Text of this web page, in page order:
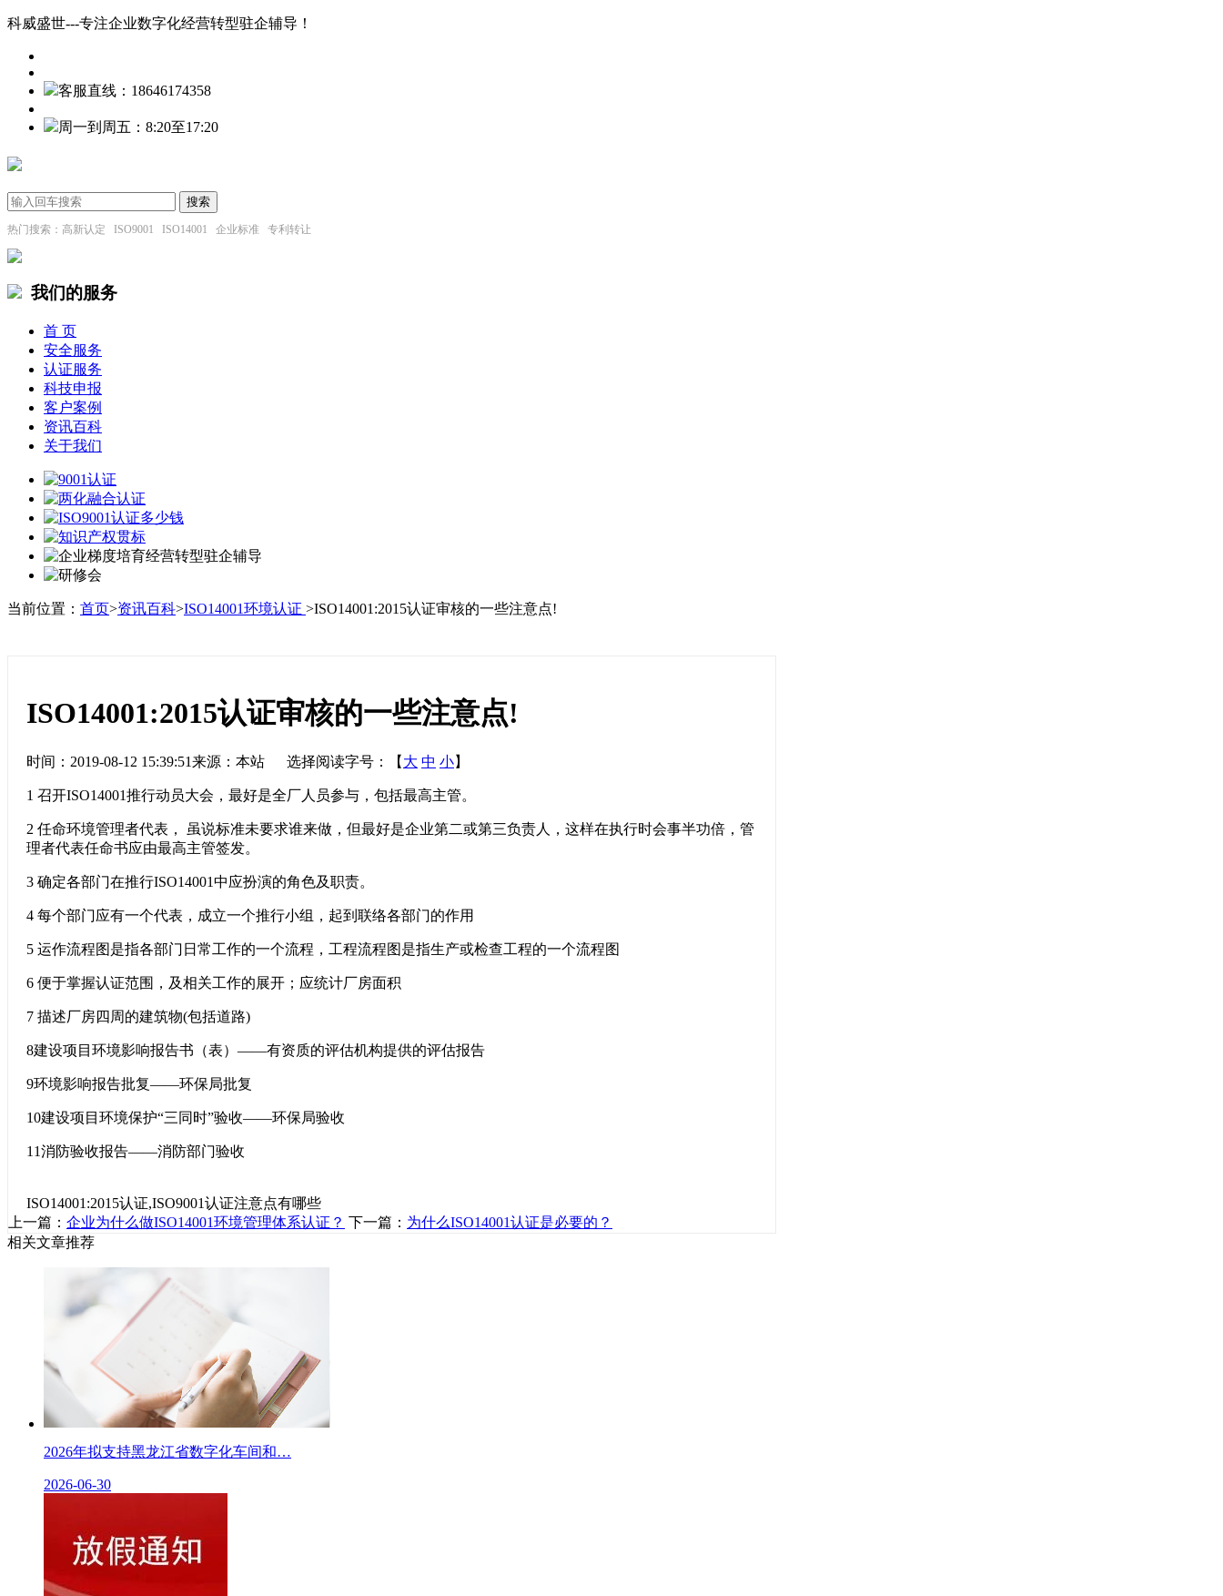
科威盛世---专注企业数字化经营转型驻企辅导！
客服直线：18646174358
周一到周五：8:20至17:20
热门搜索：高新认定 ISO9001 ISO14001 企业标准 专利转让
我们的服务
首 页
安全服务
认证服务
科技申报
客户案例
资讯百科
关于我们
当前位置： 首页>资讯百科>ISO14001环境认证 >ISO14001:2015认证审核的一些注意点!
ISO14001:2015认证审核的一些注意点!
时间：2019-08-12 15:39:51来源：本站 选择阅读字号：【 大 中 小】
1 召开ISO14001推行动员大会，最好是全厂人员参与，包括最高主管。
2 任命环境管理者代表， 虽说标准未要求谁来做，但最好是企业第二或第三负责人，这样在执行时会事半功倍，管
理者代表任命书应由最高主管签发。
3 确定各部门在推行ISO14001中应扮演的角色及职责。
4 每个部门应有一个代表，成立一个推行小组，起到联络各部门的作用
5 运作流程图是指各部门日常工作的一个流程，工程流程图是指生产或检查工程的一个流程图
6 便于掌握认证范围，及相关工作的展开；应统计厂房面积
7 描述厂房四周的建筑物(包括道路)
8建设项目环境影响报告书（表）——有资质的评估机构提供的评估报告
9环境影响报告批复——环保局批复
10建设项目环境保护“三同时”验收——环保局验收
11消防验收报告——消防部门验收
ISO14001:2015认证,ISO9001认证注意点有哪些
上一篇： 企业为什么做ISO14001环境管理体系认证？ 下一篇： 为什么ISO14001认证是必要的？
相关文章推荐
2026年拟支持黑龙江省数字化车间和…
2026-06-30